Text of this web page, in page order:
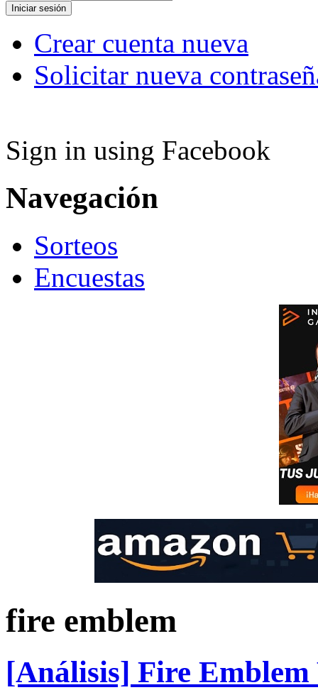
Crear cuenta nueva
Solicitar nueva
Sign in using Facebook
Navegación
Sorteos
Encuestas
fire emblem
[Análisis] Fire